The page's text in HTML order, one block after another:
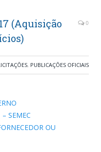
(Aquisição
0
, PUBLICAÇÕES OFICIAIS
– SEMEC
OU